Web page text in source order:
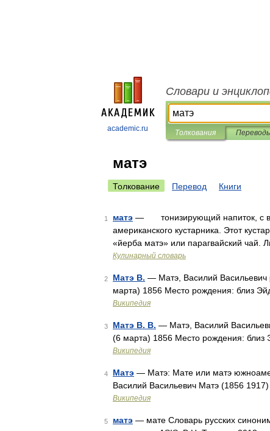
academic.ru
Словари и
Толкования
матэ
Толкование Перевод Книги
1 матэ — тонизирующий напиток, с
американского кустарника. Этот
«йерба матэ» или парагвайский чай.
Кулинарный словарь
2 Матэ В. — Матэ, Василий Васильевич
марта) 1856 Место рождения: близ
Википедия
3 Матэ В. В. — Матэ, Василий
(6 марта) 1856 Место рождения: близ
Википедия
4 Матэ — Матэ: Мате или матэ
Василий Васильевич Матэ (1856 1917)
Википедия
5 матэ — мате Словарь русских